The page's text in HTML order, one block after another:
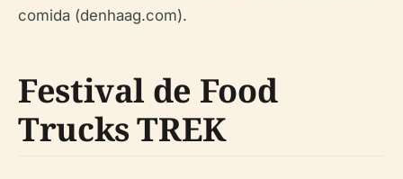
comida (denhaag.com).
Festival de Food
Trucks TREK